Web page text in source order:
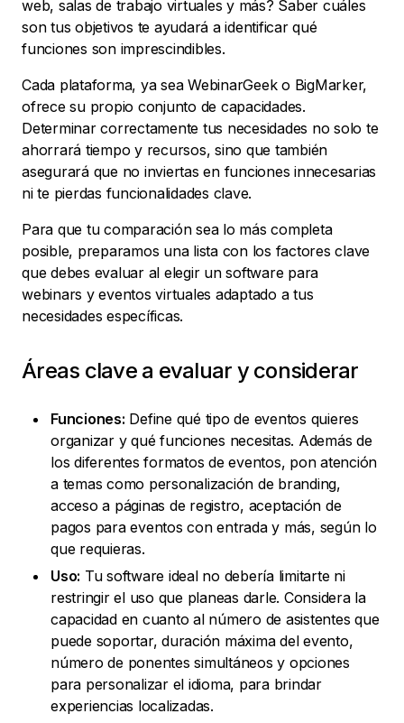
web, salas de trabajo virtuales y más? Saber cuáles
son tus objetivos te ayudará a identificar qué
funciones son imprescindibles.
Cada plataforma, ya sea WebinarGeek o BigMarker,
ofrece su propio conjunto de capacidades.
Determinar correctamente tus necesidades no solo te
ahorrará tiempo y recursos, sino que también
asegurará que no inviertas en funciones innecesarias
ni te pierdas funcionalidades clave.
Para que tu comparación sea lo más completa
posible, preparamos una lista con los factores clave
que debes evaluar al elegir un software para
webinars y eventos virtuales adaptado a tus
necesidades específicas.
Áreas clave a evaluar y considerar
Funciones: Define qué tipo de eventos quieres
organizar y qué funciones necesitas. Además de
los diferentes formatos de eventos, pon atención
a temas como personalización de branding,
acceso a páginas de registro, aceptación de
pagos para eventos con entrada y más, según lo
que requieras.
Uso: Tu software ideal no debería limitarte ni
restringir el uso que planeas darle. Considera la
capacidad en cuanto al número de asistentes que
puede soportar, duración máxima del evento,
número de ponentes simultáneos y opciones
para personalizar el idioma, para brindar
experiencias localizadas.